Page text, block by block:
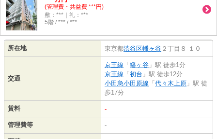
(管理費・共益費 ***円)
敷：***｜礼：***
5階 / *** / ***
所在地 東京都渋谷区幡ヶ谷 ２丁目８-１０
交通
京王線 「 幡ヶ谷 」駅 徒歩1分
京王線 「 初台 」駅 徒歩12分
小田急小田原線 「 代々木上原 」駅 徒
歩17分
賃料 -
管理費等 -